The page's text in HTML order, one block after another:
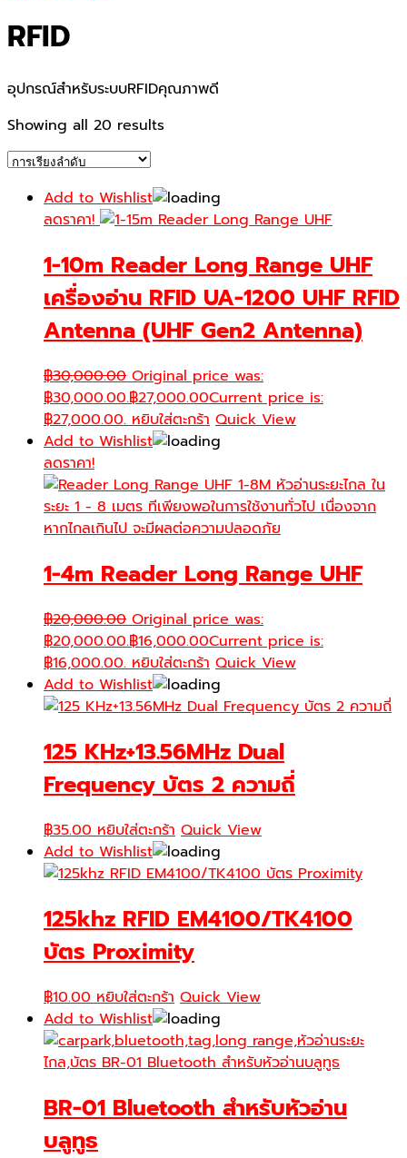
RFID
อุปกรณ์สำหรับระบบRFIDคุณภาพดี
Showing all 20 results
Add to Wishlist
ลดราคา!
1-10m Reader Long Range UHF
เครื่องอ่าน RFID UA-1200 UHF RFID
Antenna (UHF Gen2 Antenna)
฿30,000.00 Original price was:
฿30,000.00.฿27,000.00Current price is:
฿27,000.00. หยิบใส่ตะกร้า Quick View
Add to Wishlist
ลดราคา!
1-4m Reader Long Range UHF
฿20,000.00 Original price was:
฿20,000.00.฿16,000.00Current price is:
฿16,000.00. หยิบใส่ตะกร้า Quick View
Add to Wishlist
125 KHz+13.56MHz Dual
Frequency บัตร 2 ความถี่
฿35.00 หยิบใส่ตะกร้า Quick View
Add to Wishlist
125khz RFID EM4100/TK4100
บัตร Proximity
฿10.00 หยิบใส่ตะกร้า Quick View
Add to Wishlist
BR-01 Bluetooth สำหรับหัวอ่าน
บลูทูธ